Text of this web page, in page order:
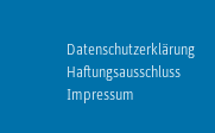
Datenschutzerklärung
Haftungsausschluss
Impressum